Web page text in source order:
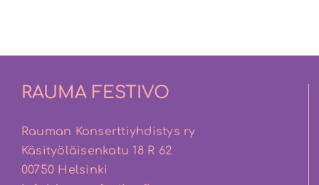
RAUMA FESTIVO
Rauman Konserttiyhdistys ry
Käsityöläisenkatu 18 R 62
00750 Helsinki